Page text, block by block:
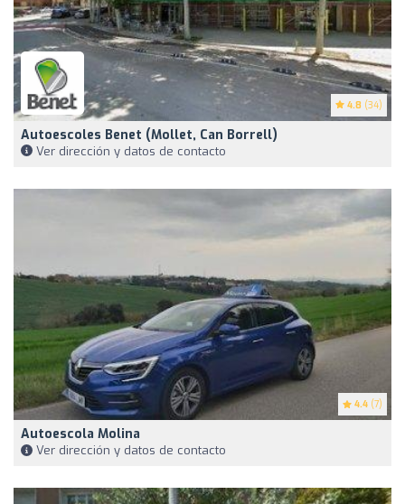
4.8 (34)
Autoescoles Benet (Mollet, Can Borrell)
Ver dirección y datos de contacto
4.4 (7)
Autoescola Molina
Ver dirección y datos de contacto